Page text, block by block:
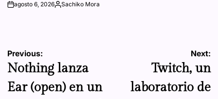
onagosto 6, 2026Posted
Sachiko Mora
Navegación
de
entradas
Previous:
Nothing lanza
Ear (open) en un
Next:
Twitch, un
laboratorio de